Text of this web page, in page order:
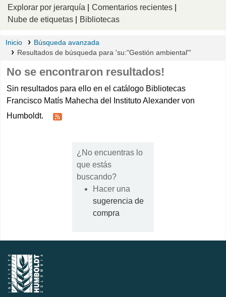
Explorar por jerarquía
Comentarios recientes
Nube de etiquetas
Bibliotecas
Inicio
Búsqueda avanzada
Resultados de búsqueda para 'su:"Gestión ambiental"'
No se encontraron resultados!
Sin resultados para ello en el catálogo Bibliotecas
Francisco Matís Mahecha del Instituto Alexander von
Humboldt.
¿No encuentras lo
que estás
buscando?
Hacer una
sugerencia de
compra